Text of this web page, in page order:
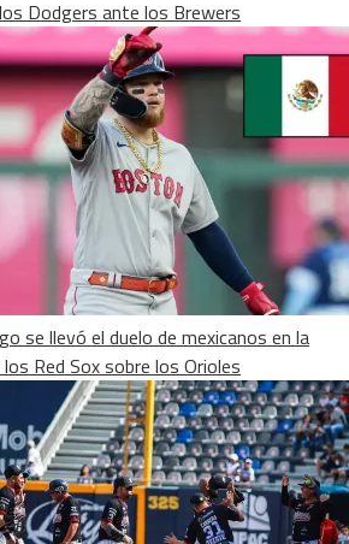
Dodgers ante los Brewers
se llevó el duelo de mexicanos en la
Red Sox sobre los Orioles